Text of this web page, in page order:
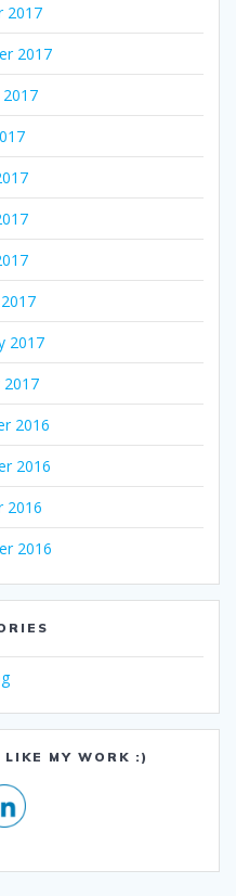
2017
2017
2017
2017
2016
2016
2016
2016
MY WORK :)